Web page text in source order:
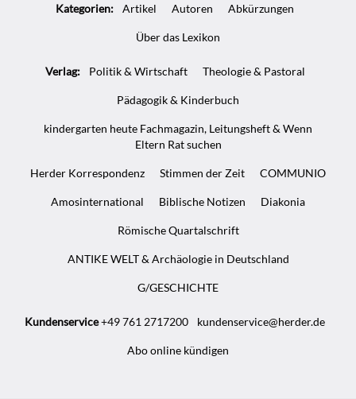
InfosKategorien: Artikel Autoren Abkürzungen
Über das Lexikon
Verlag: Politik & Wirtschaft Theologie & Pastoral
Pädagogik & Kinderbuch
kindergarten heute Fachmagazin, Leitungsheft & Wenn
Eltern Rat suchen
Herder Korrespondenz Stimmen der Zeit COMMUNIO
Amosinternational Biblische Notizen Diakonia
Römische Quartalschrift
ANTIKE WELT & Archäologie in Deutschland
G/GESCHICHTE
Kundenservice+49 761 2717200 kundenservice@herder.de
Abo online kündigen